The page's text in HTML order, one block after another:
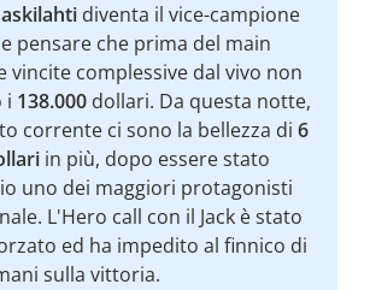
diventa il vice-campione
pensare che prima del main
vincite complessive dal vivo non
i 138.000 dollari. Da questa notte,
corrente ci sono la bellezza di 6
in più, dopo essere stato
uno dei maggiori protagonisti
L'Hero call con il Jack è stato
ed ha impedito al finnico di
sulla vittoria.